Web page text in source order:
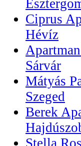
Ciprus
Hévíz
Sárvár
Mátyás
Szeged
Berek
Stella